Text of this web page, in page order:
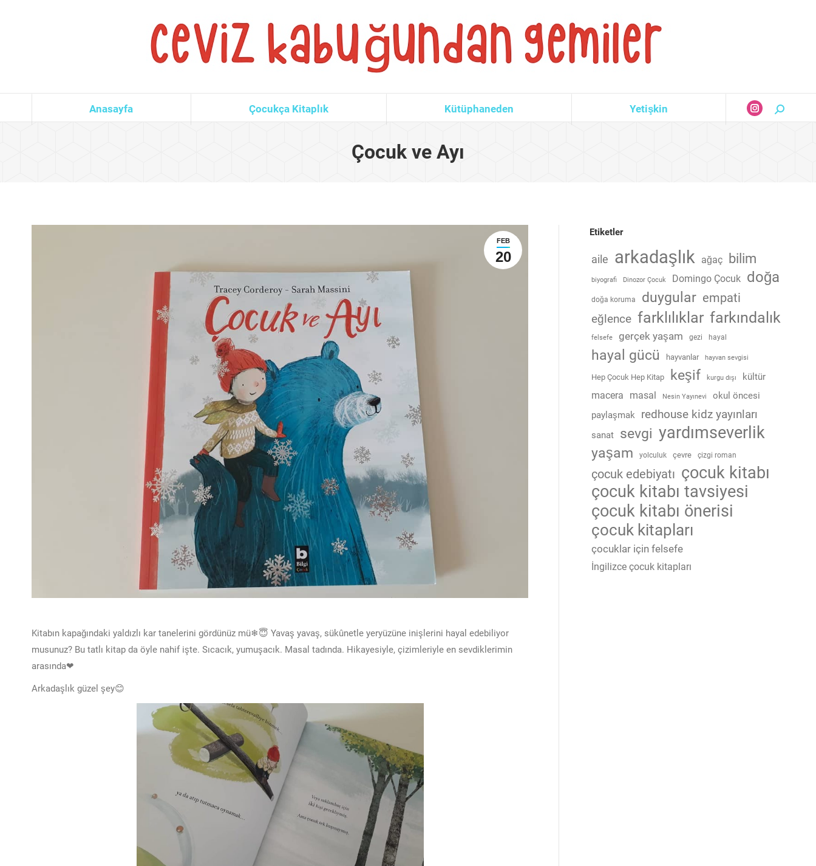
Anasayfa Çocukça Kitaplık Kütüphaneden Yetişkin
Instagram
Search:
Çocuk ve Ayı
FEB
20
Kitabın kapağındaki yaldızlı kar tanelerini gördünüz mü❄😇 Yavaş yavaş, sükûnetle yeryüzüne inişlerini hayal edebiliyor
musunuz? Bu tatlı kitap da öyle nahif işte. Sıcacık, yumuşacık. Masal tadında. Hikayesiyle, çizimleriyle en sevdiklerimin
arasında❤
Arkadaşlık güzel şey😊
Etiketler
aile arkadaşlık ağaç bilim
biyografi Dinozor Çocuk Domingo Çocuk doğa
doğa koruma duygular empati
eğlence farklılıklar farkındalık
felsefe gerçek yaşam gezi hayal
hayal gücü hayvanlar hayvan sevgisi
Hep Çocuk Hep Kitap keşif kurgu dışı kültür
macera masal Nesin Yayınevi
okul öncesi
paylaşmak
redhouse kidz yayınları
sanat sevgi yardımseverlik
yaşam yolculuk çevre çizgi roman
çocuk edebiyatı çocuk kitabı
çocuk kitabı tavsiyesi
çocuk kitabı önerisi
çocuk kitapları
çocuklar için felsefe
İngilizce çocuk kitapları